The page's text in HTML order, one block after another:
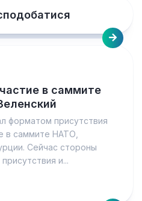
в саммите
форматом присутствия
в саммите НАТО,
Сейчас стороны
и...